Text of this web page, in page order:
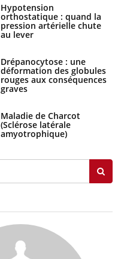
Hypotension
orthostatique : quand la
pression artérielle chute
au lever
Drépanocytose : une
déformation des globules
rouges aux conséquences
graves
Maladie de Charcot
(Sclérose latérale
amyotrophique)